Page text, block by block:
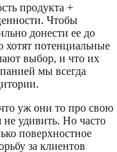
продукта +
Чтобы
донести ее до
потенциальные
выбор, и что их
мы всегда
уж они то про свою
удивить. Но часто
поверхностное
за клиентов